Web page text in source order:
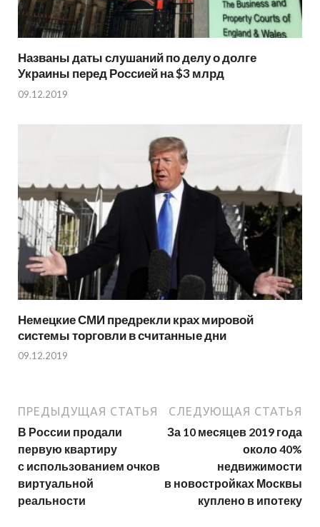
Названы даты слушаний по делу о долге
Украины перед Россией на $3 млрд
09.12.2019
Немецкие СМИ предрекли крах мировой
системы торговли в считанные дни
09.12.2019
ПРЕДЫДУЩАЯ СТАТЬЯ
В России продали
первую квартиру
с использованием очков
виртуальной
реальности
СЛЕДУЮЩАЯ СТАТЬЯ
За 10 месяцев 2019 года
около 40%
недвижимости
в новостройках Москвы
куплено в ипотеку